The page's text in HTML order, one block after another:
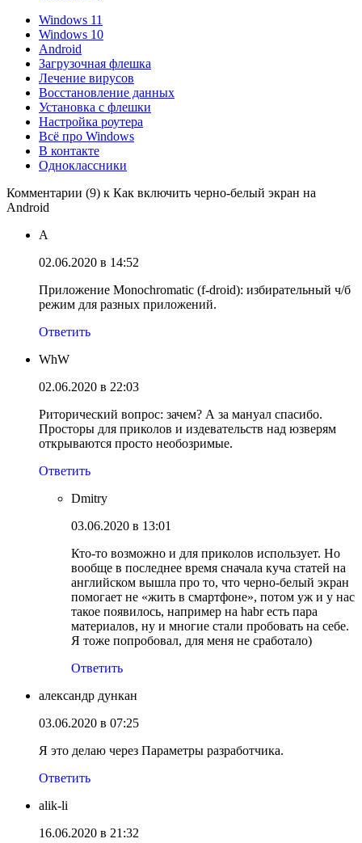
Windows 11
Windows 10
Android
Загрузочная флешка
Лечение вирусов
Восстановление данных
Установка с флешки
Настройка роутера
Всё про Windows
В контакте
Одноклассники
Комментарии (9) к Как включить черно-белый экран на
Android
A
02.06.2020 в 14:52
Приложение Monochromatic (f-droid): избирательный ч/б
режим для разных приложений.
Ответить
WhW
02.06.2020 в 22:03
Риторический вопрос: зачем? А за мануал спасибо.
Просторы для приколов и издевательств над юзверям
открываются просто необозримые.
Ответить
Dmitry
03.06.2020 в 13:01
Кто-то возможно и для приколов использует. Но
вообще в последнее время сначала куча статей на
английском вышла про то, что черно-белый экран
помогает не «жить в смартфоне», потом уж и у нас
такое появилось, например на habr есть пара
материалов, ну и многие стали пробовать на себе.
Я тоже попробовал, для меня не сработало)
Ответить
александр дункан
03.06.2020 в 07:25
Я это делаю через Параметры разработчика.
Ответить
alik-li
16.06.2020 в 21:32